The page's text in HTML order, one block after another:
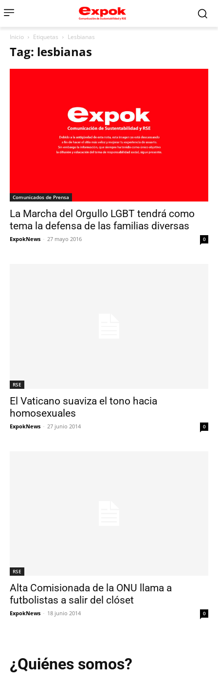
Inicio Etiquetas Lesbianas
Tag: lesbianas
Comunicados de Prensa
La Marcha del Orgullo LGBT tendrá como
tema la defensa de las familias diversas
ExpokNews - 27 mayo 2016 0
RSE
El Vaticano suaviza el tono hacia
homosexuales
ExpokNews - 27 junio 2014 0
RSE
Alta Comisionada de la ONU llama a
futbolistas a salir del clóset
ExpokNews - 18 junio 2014 0
¿Quiénes somos?